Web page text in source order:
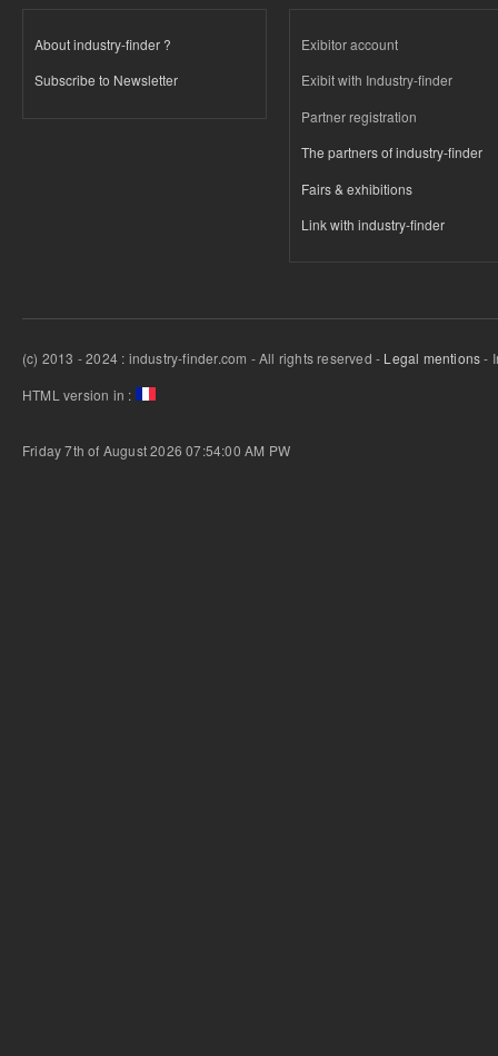
About industry-finder ?
Subscribe to Newsletter
Exibitor account
Exibit with Industry-finder
Partner registration
The partners of industry-finder
Fairs & exhibitions
Link with industry-finder
(c) 2013 - 2024 : industry-finder.com - All rights reserved - Legal mentions-
HTML version in :
Friday 7th of August 2026 07:54:00 AM PW